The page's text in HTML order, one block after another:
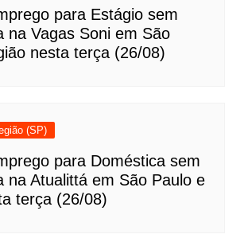
para Estágio sem
na Vagas Soni em São
nesta terça (26/08)
(SP)
para Doméstica sem
na Atualittá em São Paulo e
terça (26/08)